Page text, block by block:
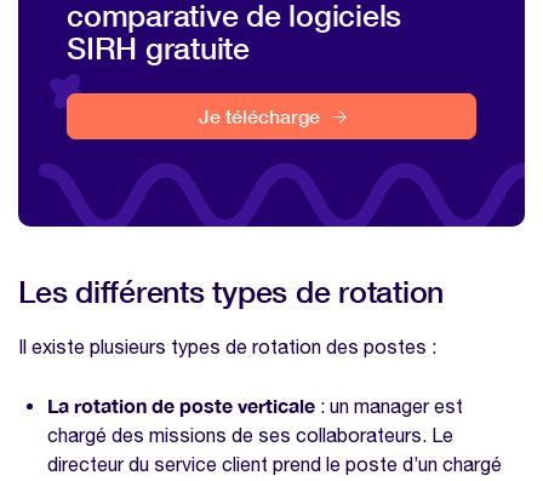
comparative de logiciels
SIRH gratuite
Je télécharge
Les différents types de rotation
Il existe plusieurs types de rotation des postes :
La rotation de poste verticale : un manager est
chargé des missions de ses collaborateurs. Le
directeur du service client prend le poste d’un chargé